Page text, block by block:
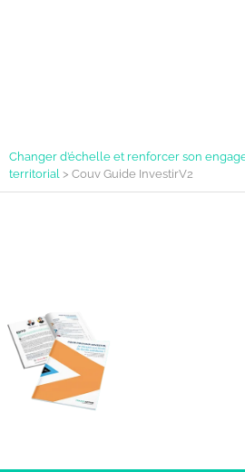
Changer d’échelle et renforcer son
territorial > Couv Guide InvestirV2